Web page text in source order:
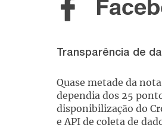
Quase metade da
dependia dos 25
disponibilização do
e API de coleta de
Transparência de